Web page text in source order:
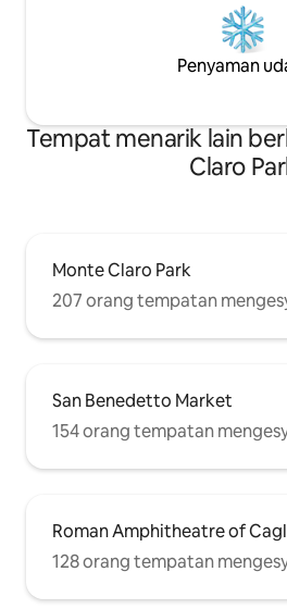
Penyaman
Tempat menarik lain
Claro
Monte Claro Park
207 orang tempatan
San Benedetto Market
154 orang tempatan
Roman Amphitheatre of
128 orang tempatan